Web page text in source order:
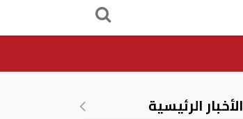
الأخبار الرئيسية